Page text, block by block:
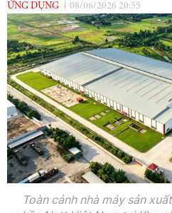
ỨNG DỤNG 08/06/2026 20:55
Toàn cảnh nhà máy sản